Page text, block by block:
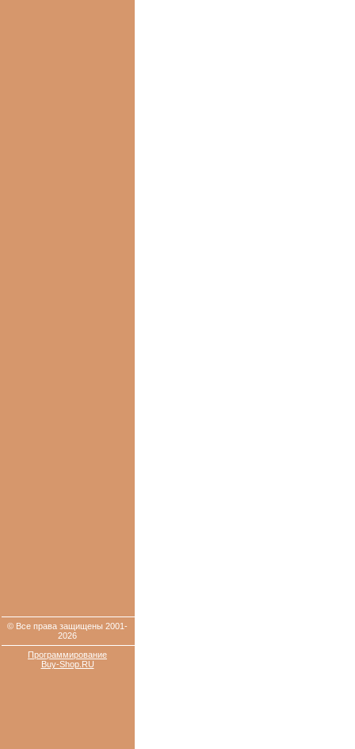
© Все права защищены 2001-
2026
Программирование
Buy-Shop.RU